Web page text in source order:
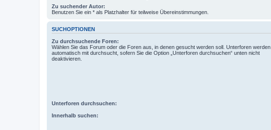
Zu suchender Autor:
Benutzen Sie ein * als Platzhalter für teilweise Übereinstimmungen.
SUCHOPTIONEN
Zu durchsuchende Foren:
Wählen Sie das Forum oder die Foren aus, in denen gesucht werden soll. Unterforen werden
automatisch mit durchsucht, sofern Sie die Option „Unterforen durchsuchen“ unten nicht
deaktivieren.
Unterforen durchsuchen:
Innerhalb suchen: